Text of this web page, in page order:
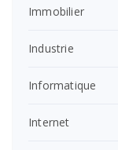
Immobilier
Industrie
Informatique
Internet